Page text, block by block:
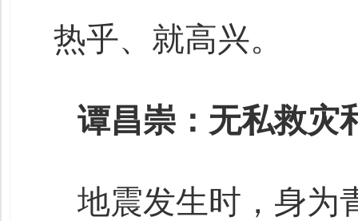
热乎、就高兴。
谭昌崇：无私救灾
地震发生时，身为